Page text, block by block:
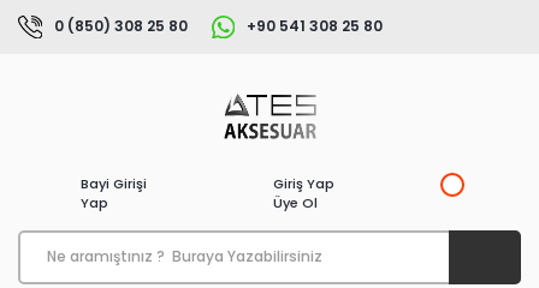
0 (850) 308 25 80 +90 541 308 25 80
Bayi Girişi
Yap
Giriş Yap
Üye Ol